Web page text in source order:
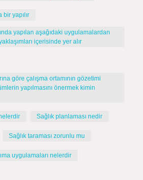
bir yapılır
yapılan aşağıdaki uygulamalardan
içerisinde yer alır
göre çalışma ortamının gözetimi
yapılmasını önermek kimin
Sağlık planlaması nedir
Sağlık taraması zorunlu mu
uygulamaları nelerdir